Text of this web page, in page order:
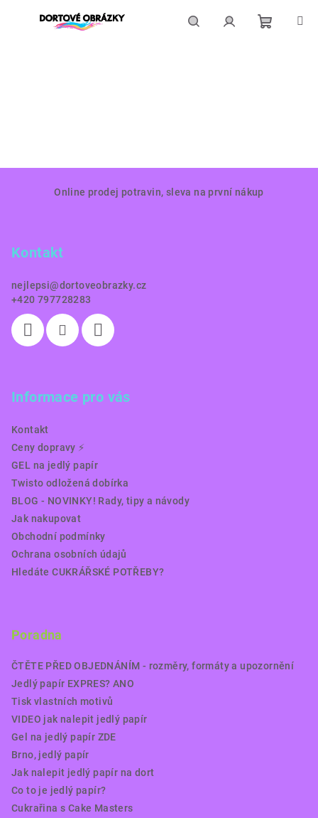
Online prodej potravin, sleva na první nákup
Kontakt
nejlepsi@dortoveobrazky.cz
+420 797728283
Informace pro vás
Kontakt
Ceny dopravy ⚡️
GEL na jedlý papír
Twisto odložená dobírka
BLOG - NOVINKY! Rady, tipy a návody
Jak nakupovat
Obchodní podmínky
Ochrana osobních údajů
Hledáte CUKRÁŘSKÉ POTŘEBY?
Poradna
ČTĚTE PŘED OBJEDNÁNÍM - rozměry, formáty a upozornění
Jedlý papír EXPRES? ANO
Tisk vlastních motivů
VIDEO jak nalepit jedlý papír
Gel na jedlý papír ZDE
Brno, jedlý papír
Jak nalepit jedlý papír na dort
Co to je jedlý papír?
Cukrařina s Cake Masters